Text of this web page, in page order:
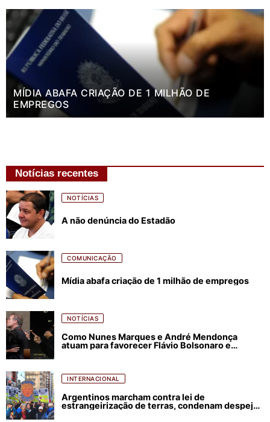
MÍDIA ABAFA CRIAÇÃO DE 1 MILHÃO DE
EMPREGOS
Notícias recentes
NOTÍCIAS
A não denúncia do Estadão
COMUNICAÇÃO
Mídia abafa criação de 1 milhão de empregos
NOTÍCIAS
Como Nunes Marques e André Mendonça
atuam para favorecer Flávio Bolsonaro e
INTERNACIONAL
Argentinos marcham contra lei de
estrangeirização de terras, condenam despejos